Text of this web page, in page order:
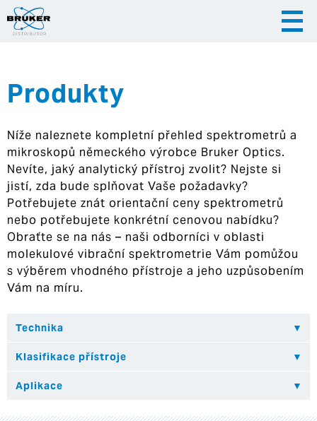
|
Hrvatska
Produkty
Níže naleznete kompletní přehled spektrometrů a
mikroskopů německého výrobce Bruker Optics.
Nevíte, jaký analytický přístroj zvolit? Nejste si
jistí, zda bude splňovat Vaše požadavky?
Potřebujete znát orientační ceny spektrometrů
nebo potřebujete konkrétní cenovou nabídku?
Obraťte se na nás – naši odborníci v oblasti
molekulové vibrační spektrometrie Vám pomůžou
s výběrem vhodného přístroje a jeho uzpůsobením
Vám na míru.